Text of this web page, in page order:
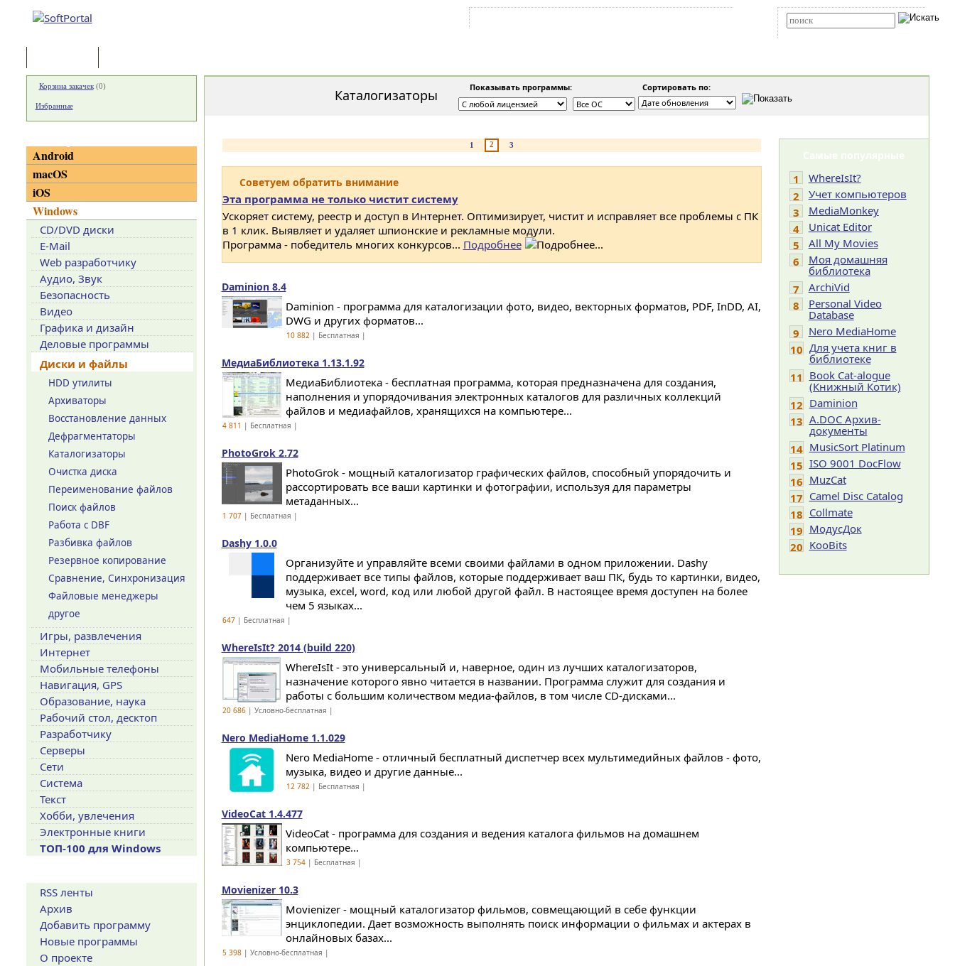
Каталогизаторы Показывать программы: Сортировать по:
1 2 3
Советуем обратить внимание
Эта программа не только чистит систему
Ускоряет систему, реестр и доступ в Интернет. Оптимизирует, чистит и исправляет все проблемы с ПК
в 1 клик. Выявляет и удаляет шпионские и рекламные модули.
Программа - победитель многих конкурсов... Подробнее
Daminion 8.4
Daminion - программа для каталогизации фото, видео, векторных форматов, PDF, InDD, AI,
DWG и других форматов...
10 882| Бесплатная |
МедиаБиблиотека 1.13.1.92
МедиаБиблиотека - бесплатная программа, которая предназначена для создания,
наполнения и упорядочивания электронных каталогов для различных коллекций
файлов и медиафайлов, хранящихся на компьютере...
4 811 | Бесплатная |
PhotoGrok 2.72
PhotoGrok - мощный каталогизатор графических файлов, способный упорядочить и
рассортировать все ваши картинки и фотографии, используя для параметры
метаданных...
1 707| Бесплатная |
Dashy 1.0.0
Организуйте и управляйте всеми своими файлами в одном приложении. Dashy
поддерживает все типы файлов, которые поддерживает ваш ПК, будь то картинки, видео,
музыка, excel, word, код или любой другой файл. В настоящее время доступен на более
чем 5 языках...
647| Бесплатная |
WhereIsIt? 2014 (build 220)
WhereIsIt - это универсальный и, наверное, один из лучших каталогизаторов,
назначение которого явно читается в названии. Программа служит для создания и
работы с большим количеством медиа-файлов, в том числе CD-дисками...
20 686| Условно-бесплатная |
Nero MediaHome 1.1.029
Nero MediaHome - отличный бесплатный диспетчер всех мультимедийных файлов - фото,
музыка, видео и другие данные...
12 782| Бесплатная |
VideoCat 1.4.477
VideoCat - программа для создания и ведения каталога фильмов на домашнем
компьютере...
3 754| Бесплатная |
Movienizer 10.3
Movienizer - мощный каталогизатор фильмов, совмещающий в себе функции
энциклопедии. Дает возможность выполнять поиск информации о фильмах и актерах в
онлайновых базах...
5 398| Условно-бесплатная |
Самые популярные
1
WhereIsIt?
2
Учет компьютеров
3
MediaMonkey
4
Unicat Editor
5
All My Movies
6
Моя домашняя
библиотека
7
ArchiVid
8
Personal Video
Database
9
Nero MediaHome
10 Для учета книг в
библиотеке
11 Book Cat-alogue
(Книжный Котик)
12 Daminion
13 A.DOC Архив-
документы
14 MusicSort Platinum
15 ISO 9001 DocFlow
16 MuzCat
17 Camel Disc Catalog
18 Collmate
19 МодусДок
20 KooBits
Корзина закачек(0)
Избранные
Android
macOS
iOS
Windows
CD/DVD диски
E-Mail
Web разработчику
Аудио, Звук
Безопасность
Видео
Графика и дизайн
Деловые программы
Диски и файлы
HDD утилиты
Архиваторы
Восстановление данных
Дефрагментаторы
Каталогизаторы
Очистка диска
Переименование файлов
Поиск файлов
Работа с DBF
Разбивка файлов
Резервное копирование
Сравнение, Синхронизация
Файловые менеджеры
другое
Игры, развлечения
Интернет
Мобильные телефоны
Навигация, GPS
Образование, наука
Рабочий стол, десктоп
Разработчику
Серверы
Сети
Система
Текст
Хобби, увлечения
Электронные книги
ТОП-100 для Windows
RSS ленты
Архив
Добавить программу
Новые программы
О проекте